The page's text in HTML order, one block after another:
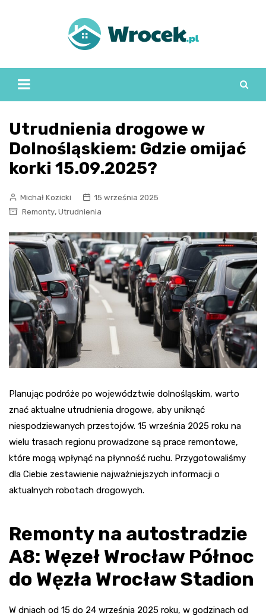
Utrudnienia drogowe w
Dolnośląskiem: Gdzie omijać
korki 15.09.2025?
Michał Kozicki
15 września 2025
Remonty, Utrudnienia
Planując podróże po województwie dolnośląskim, warto
znać aktualne utrudnienia drogowe, aby uniknąć
niespodziewanych przestojów. 15 września 2025 roku na
wielu trasach regionu prowadzone są prace remontowe,
które mogą wpłynąć na płynność ruchu. Przygotowaliśmy
dla Ciebie zestawienie najważniejszych informacji o
aktualnych robotach drogowych.
Remonty na autostradzie
A8: Węzeł Wrocław Północ
do Węzła Wrocław Stadion
W dniach od 15 do 24 września 2025 roku, w godzinach od